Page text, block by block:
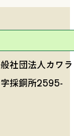
社団法人カワラ
採銅所2595-